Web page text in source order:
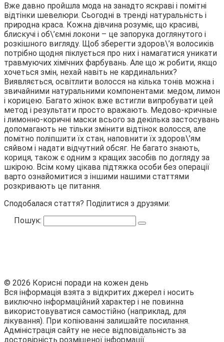
Вже давно пройшла мода на занадто яскраві і помітні
відтінки шевелюри. Сьогодні в тренді натуральність і
природна краса. Кожна дівчина розуміє, що красиві,
блискучі і об\’ємні локони – це запорука доглянутого і
розкішного вигляду. Щоб зберегти здоров\’я волосиків
потрібно щодня піклується про них і намагатися уникати
травмуючих хімічних фарбувань. Але що ж робити, якщо
хочеться змін, нехай навіть не кардинальних?
Виявляється, освітлити волосся на кілька тонів можна і
звичайними натуральними компонентами: медом, лимон
і корицею. Багато жінок вже встигли випробувати цей
метод і результати просто вражають. Медово-кричные
і лимонно-коричні маски всього за декілька застосувань
допомагають не тільки змінити відтінок волосся, але
помітно поліпшити їх стан, наповнити їх здоров\’ям
сяйвом і надати відчутний обсяг. Не багато знають,
кориця, також є одним з кращих засобів по догляду за
шкірою. Всім кому цікава підтяжка особи без операції
варто ознайомитися з іншими нашими статтями
розкривають це питання.
Сподобалася стаття? Поділитися з друзями:
Пошук:
© 2026 Корисні поради на кожен день
Вся інформація взята з відкритих джерел і носить
виключно інформаційний характер і не повинна
використовуватися самостійно (наприклад, для
лікування). При копіюванні залишайте посилання.
Адміністрація сайту не несе відповідальність за
достовірність розміщеної інформації.